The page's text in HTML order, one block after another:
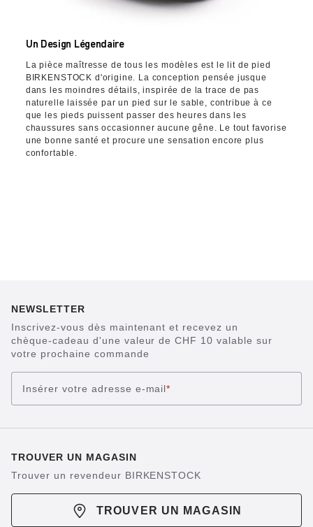
Un Design Légendaire
La pièce maîtresse de tous les modèles est le lit de pied
BIRKENSTOCK d'origine. La conception pensée jusque
dans les moindres détails, inspirée de la trace de pas
naturelle laissée par un pied sur le sable, contribue à ce
que les pieds puissent passer des heures dans les
chaussures sans occasionner aucune gêne. Le tout favorise
une bonne santé et procure une sensation encore plus
confortable.
NEWSLETTER
Inscrivez-vous dès maintenant et recevez un
chèque-cadeau d'une valeur de CHF 10 valable sur
votre prochaine commande
Insérer votre adresse e-mail*
TROUVER UN MAGASIN
Trouver un revendeur BIRKENSTOCK
TROUVER UN MAGASIN